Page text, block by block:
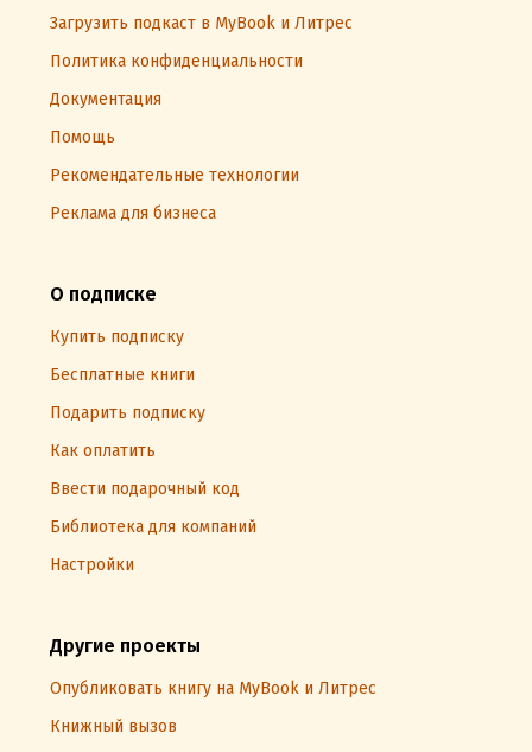
Загрузить подкаст в MyBook и Литрес
Политика конфиденциальности
Документация
Помощь
Рекомендательные технологии
Реклама для бизнеса
О подписке
Купить подписку
Бесплатные книги
Подарить подписку
Как оплатить
Ввести подарочный код
Библиотека для компаний
Настройки
Другие проекты
Опубликовать книгу на MyBook и Литрес
Книжный вызов